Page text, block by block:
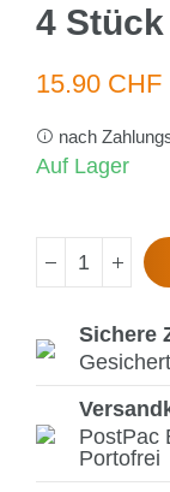
4 Stück
15.90 CHF
nach
Auf Lager
Sichere
PostPac
Portofrei